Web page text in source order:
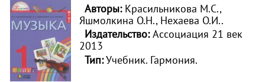
Авторы: Красильникова М.С.,
Яшмолкина О.Н., Нехаева О.И..
Издательство:Ассоциация 21 век
2013
Тип:Учебник. Гармония.